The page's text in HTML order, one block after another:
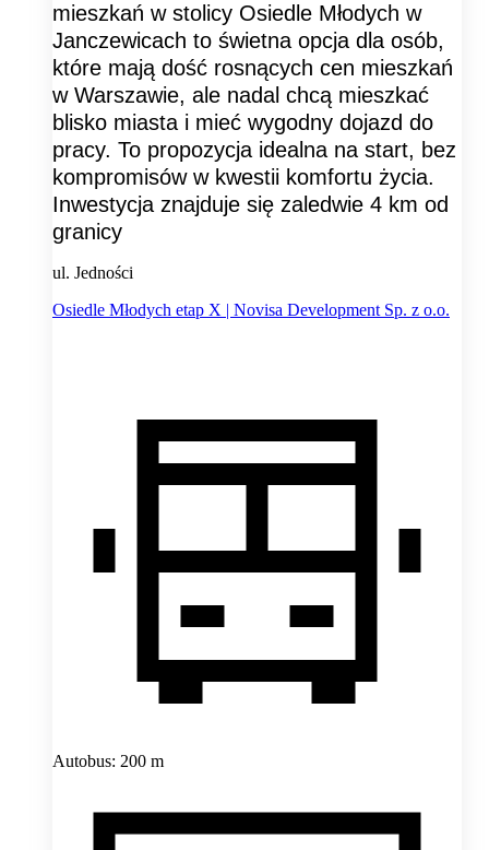
mieszkań w stolicy Osiedle Młodych w
Janczewicach to świetna opcja dla osób,
które mają dość rosnących cen mieszkań
w Warszawie, ale nadal chcą mieszkać
blisko miasta i mieć wygodny dojazd do
pracy. To propozycja idealna na start, bez
kompromisów w kwestii komfortu życia.
Inwestycja znajduje się zaledwie 4 km od
granicy
ul. Jedności
Osiedle Młodych etap X | Novisa Development Sp. z o.o.
Autobus: 200 m